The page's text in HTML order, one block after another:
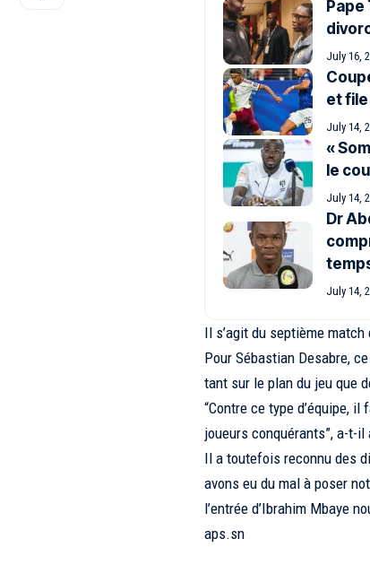
Pape
July 16,
et file
July 14,
«
le
July 14,
Dr
July 14,
Il s’agit du septième
Pour Sébastian Desabre,
tant sur le plan du jeu que
“Contre ce type d’équipe,
joueurs conquérants”, a-t-il
Il a toutefois reconnu des
avons eu du mal à poser
l’entrée d’Ibrahim Mbaye
aps.sn